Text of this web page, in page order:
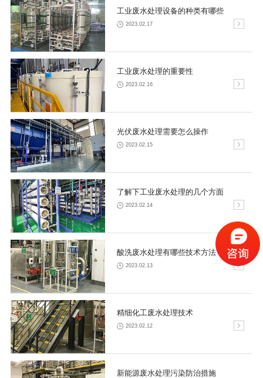
工业废水处理设备的种类有哪些
2023.02.17
工业废水处理的重要性
2023.02.16
光伏废水处理需要怎么操作
2023.02.15
了解下工业废水处理的几个方面
2023.02.14
酸洗废水处理有哪些技术方法
2023.02.13
精细化工废水处理技术
2023.02.12
新能源废水处理污染防治措施